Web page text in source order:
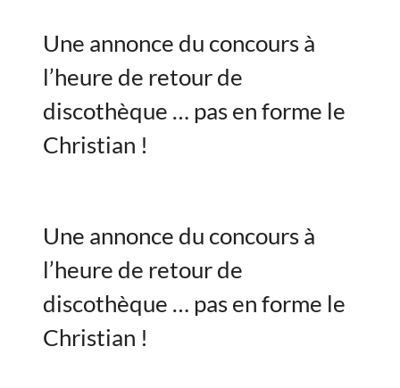
Une annonce du concours à
l’heure de retour de
discothèque … pas en forme le
Christian !
Une annonce du concours à
l’heure de retour de
discothèque … pas en forme le
Christian !